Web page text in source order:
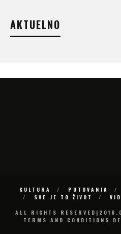
AKTUELNO
KULTURA PUTOVANJA
SVE JE TO ŽIVOT
ALL RIGHTS
TERMS AND CONDITIONS